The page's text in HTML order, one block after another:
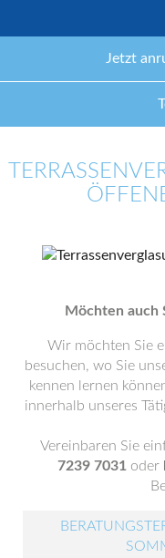
Jetzt
Möchten auch
Wir möchten Sie
besuchen, wo Sie
kennen lernen
innerhalb unseres
Vereinbaren Sie
7239 7031 oder